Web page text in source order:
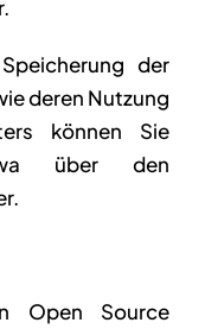
der
deren Nutzung
können Sie
über den
Open Source